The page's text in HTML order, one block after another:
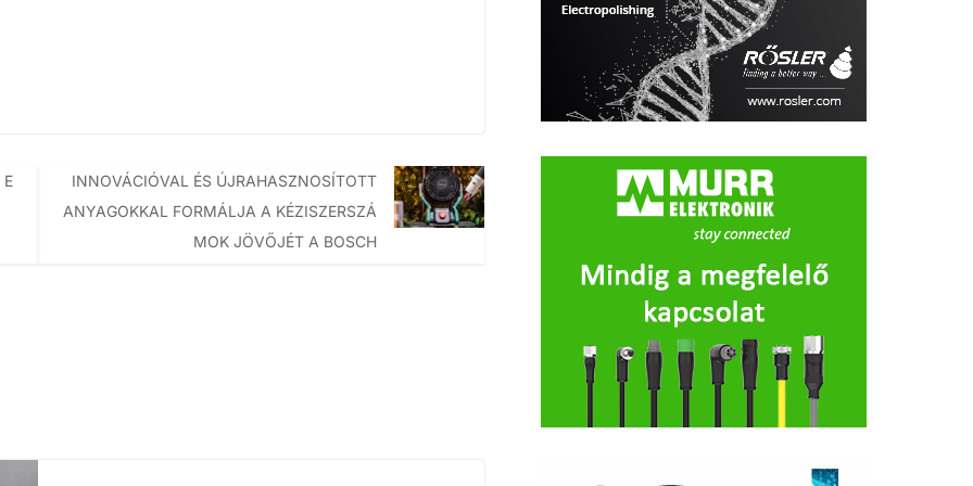
INNOVÁCIÓVAL ÉS ÚJRAHASZNOSÍTOTT
ANYAGOKKAL FORMÁLJA A KÉZISZERSZÁ
MOK JÖVŐJÉT A BOSCH